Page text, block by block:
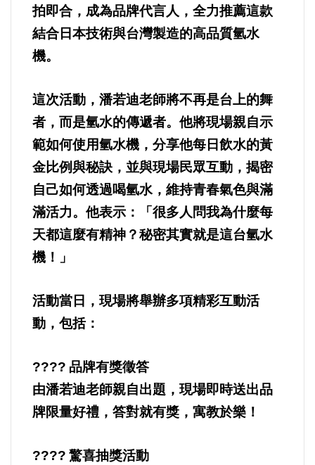
自然/地理/景觀/地球
財務金融/稅制改革
選舉/民調
觀光旅遊
生物科技
發明/專利
旅館/民宿
拍即合，成為品牌代言人，全力推薦這款
結合日本技術與台灣製造的高品質氫水
機。
這次活動，潘若迪老師將不再是台上的舞
者，而是氫水的傳遞者。他將現場親自示
範如何使用氫水機，分享他每日飲水的黃
金比例與秘訣，並與現場民眾互動，揭密
自己如何透過喝氫水，維持青春氣色與滿
滿活力。他表示：「很多人問我為什麼每
天都這麼有精神？秘密其實就是這台氫水
機！」
活動當日，現場將舉辦多項精彩互動活
動，包括：
???? 品牌有獎徵答
由潘若迪老師親自出題，現場即時送出品
牌限量好禮，答對就有獎，寓教於樂！
???? 驚喜抽獎活動